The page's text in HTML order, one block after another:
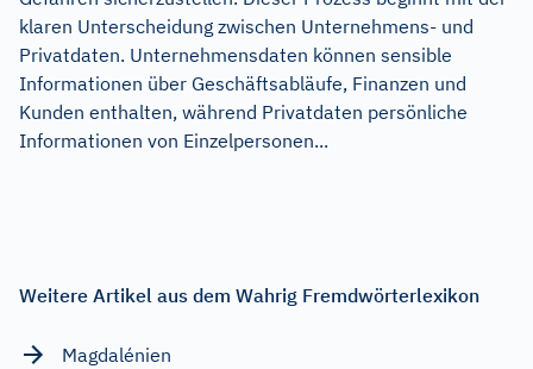
klaren Unterscheidung zwischen Unternehmens- und
Privatdaten. Unternehmensdaten können sensible
Informationen über Geschäftsabläufe, Finanzen und
Kunden enthalten, während Privatdaten persönliche
Informationen von Einzelpersonen...
Weitere Artikel aus dem Wahrig Fremdwörterlexikon
Magdalénien